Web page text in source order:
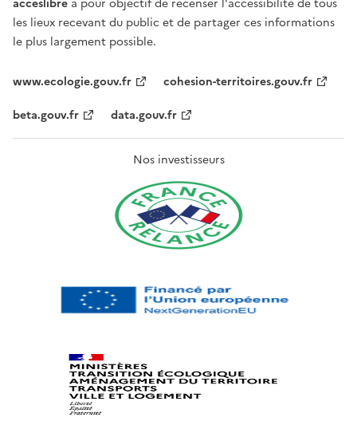
acceslibre a pour objectif de recenser l'accessibilité de tous
les lieux recevant du public et de partager ces informations
le plus largement possible.
www.ecologie.gouv.fr
cohesion-territoires.gouv.fr
beta.gouv.fr
data.gouv.fr
Nos investisseurs